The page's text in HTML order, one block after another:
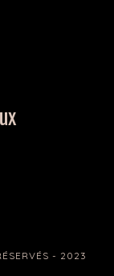
- 2023